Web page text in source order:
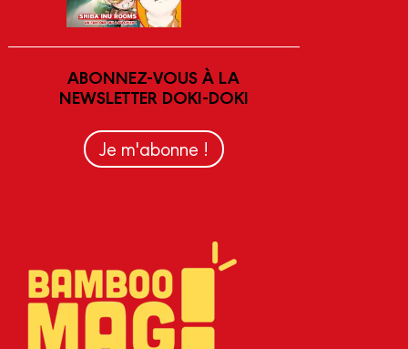
ABONNEZ-VOUS À LA
NEWSLETTER DOKI-DOKI
Je m'abonne !